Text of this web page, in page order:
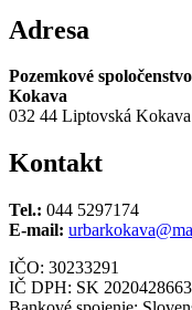
Adresa
Pozemkové
Kokava
032 44 Liptovská
Kontakt
Tel.: 044 5297174
E-mail:
IČO: 30233291
IČ DPH: SK 2020428663